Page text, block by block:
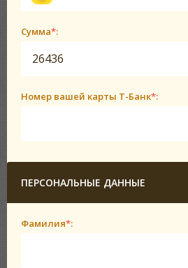
Сумма*:
Номер вашей карты Т-Банк*:
ПЕРСОНАЛЬНЫЕ ДАННЫЕ
Фамилия*: